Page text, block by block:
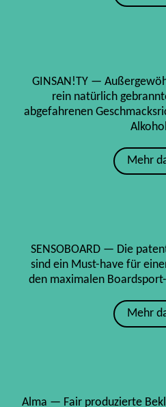
GINSAN!TY —
rein natürlich
abgefahrenen
Mehr
SENSOBOARD — Die
sind ein Must-have für
den maximalen
Mehr
Alma — Fair produzierte